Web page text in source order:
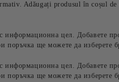
Adăugați produsul în coșul
информационна цел. Добавете
поръчка ще можете да изберете
информационна цел. Добавете
поръчка ще можете да изберете